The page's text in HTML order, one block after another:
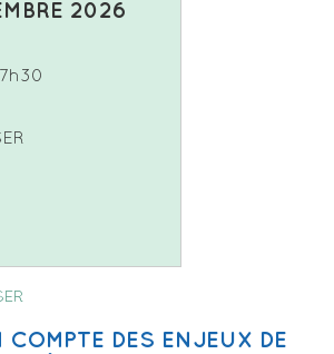
2026
COMPTE DES ENJEUX DE